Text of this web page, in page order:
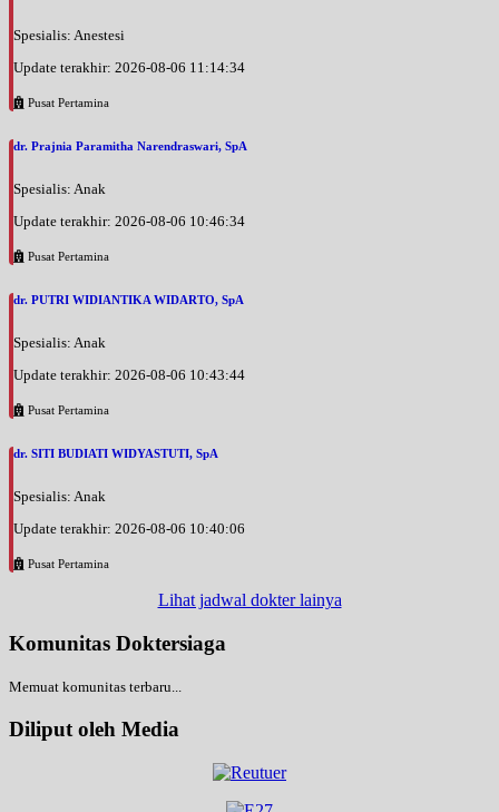
Spesialis: Anestesi
Update terakhir: 2026-08-06 11:14:34
Pusat Pertamina
dr. Prajnia Paramitha Narendraswari, SpA
Spesialis: Anak
Update terakhir: 2026-08-06 10:46:34
Pusat Pertamina
dr. PUTRI WIDIANTIKA WIDARTO, SpA
Spesialis: Anak
Update terakhir: 2026-08-06 10:43:44
Pusat Pertamina
dr. SITI BUDIATI WIDYASTUTI, SpA
Spesialis: Anak
Update terakhir: 2026-08-06 10:40:06
Pusat Pertamina
Lihat jadwal dokter lainya
Komunitas Doktersiaga
Memuat komunitas terbaru...
Diliput oleh Media